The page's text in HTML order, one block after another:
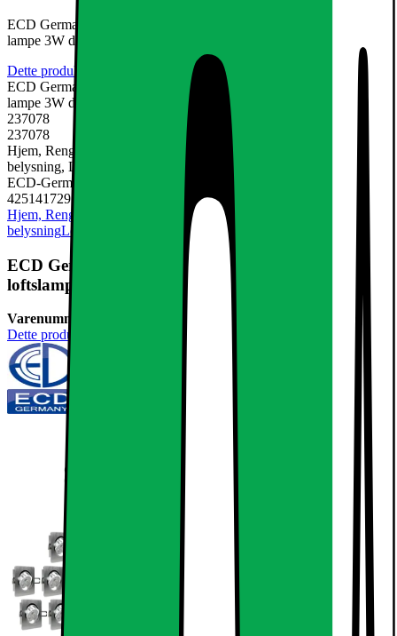
ECD Germany LED forsænket projektører spotlight loftslampe
lampe 3W dæmpes køle
Dette produkt er endnu ikke blevet bedømt.
ECD Germany LED forsænket projektører spotlight loftslampe
lampe 3W dæmpes køle
237078
237078
Hjem, Rengøring & Køkkenudstyr, El & belysning, Lamper &
belysning, Loftslamper
ECD-Germany
4251417295381
Hjem, Rengøring & Køkkenudstyr
El & belysning
belysningLoftslamper
ECD Germany LED forsænket projektører spotlight
loftslampe lampe 3W dæmpes køle
Varenummer:
Dette produkt er endnu ikke blevet bedømt.